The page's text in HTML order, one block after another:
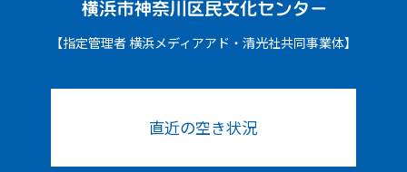
【指定管理者 横浜メディアアド・清光社共同事業体】
直近の空き状況